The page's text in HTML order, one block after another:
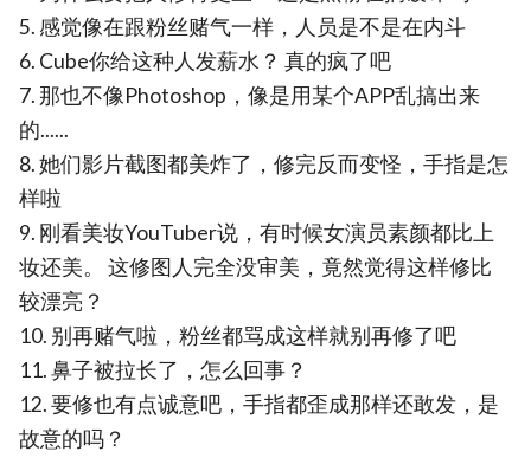
5. 感觉像在跟粉丝赌气一样，人员是不是在内斗
6. Cube你给这种人发薪水？ 真的疯了吧
7. 那也不像Photoshop，像是用某个APP乱搞出来
的......
8. 她们影片截图都美炸了，修完反而变怪，手指是怎
样啦
9. 刚看美妆YouTuber说，有时候女演员素颜都比上
妆还美。 这修图人完全没审美，竟然觉得这样修比
较漂亮？
10. 别再赌气啦，粉丝都骂成这样就别再修了吧
11. 鼻子被拉长了，怎么回事？
12. 要修也有点诚意吧，手指都歪成那样还敢发，是
故意的吗？